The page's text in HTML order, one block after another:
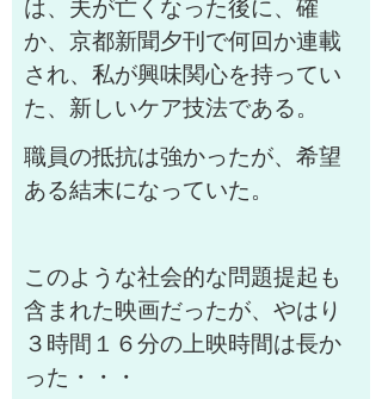
は、夫が亡くなった後に、確
か、京都新聞夕刊で何回か連載
され、私が興味関心を持ってい
た、新しいケア技法である。
職員の抵抗は強かったが、希望
ある結末になっていた。
このような社会的な問題提起も
含まれた映画だったが、やはり
３時間１６分の上映時間は長か
った・・・